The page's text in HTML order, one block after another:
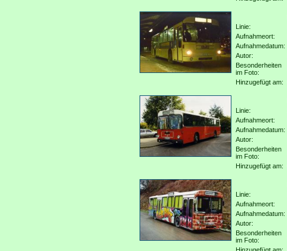
Linie:
Aufnahmeort:
Aufnahmedatum:
Autor:
Besonderheiten
im Foto:
Hinzugefügt am:
Linie:
Aufnahmeort:
Aufnahmedatum:
Autor:
Besonderheiten
im Foto:
Hinzugefügt am:
Linie:
Aufnahmeort:
Aufnahmedatum:
Autor:
Besonderheiten
im Foto: